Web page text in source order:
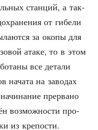
стан­ций, а так­
от гибе­ли
за око­пы для
ата­ке, то в этом
все дета­ли
нача­та на заво­дах
пре­рва­но
воз­мож­но­сти про­
из крепости.